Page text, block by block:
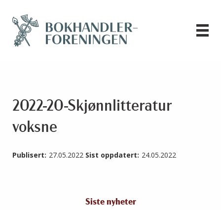
2022-20-Skjønnlitteratur
voksne
Publisert: 27.05.2022 Sist oppdatert: 24.05.2022
Siste nyheter